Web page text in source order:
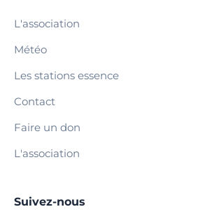
L'association
Météo
Les stations essence
Contact
Faire un don
L'association
Suivez-nous